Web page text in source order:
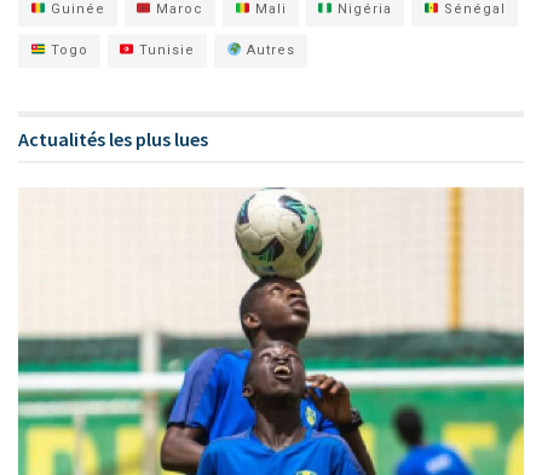
Guinée Maroc Mali Nigéria Sénégal
Togo Tunisie Autres
Actualités les plus lues